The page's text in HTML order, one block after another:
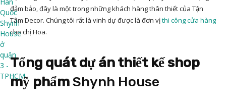
đảm bảo, đây là một trong những khách hàng thân thiết của Tận
Tâm Decor. Chúng tôi rất là vinh dự được là đơn vịthi công cửa hàng
cho chị Hoa.
Tổng quát dự án thiết kế shop
mỹ phẩmShynh House